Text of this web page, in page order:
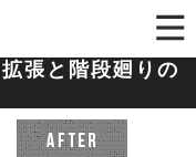
張と階段廻りの